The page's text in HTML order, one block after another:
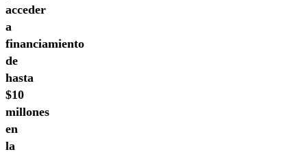
acceder
a
financiamiento
de
hasta
$10
millones
en
la